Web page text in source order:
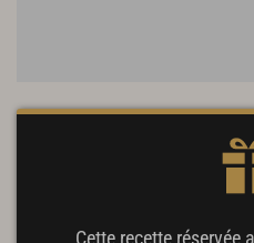
Cette recette réservée